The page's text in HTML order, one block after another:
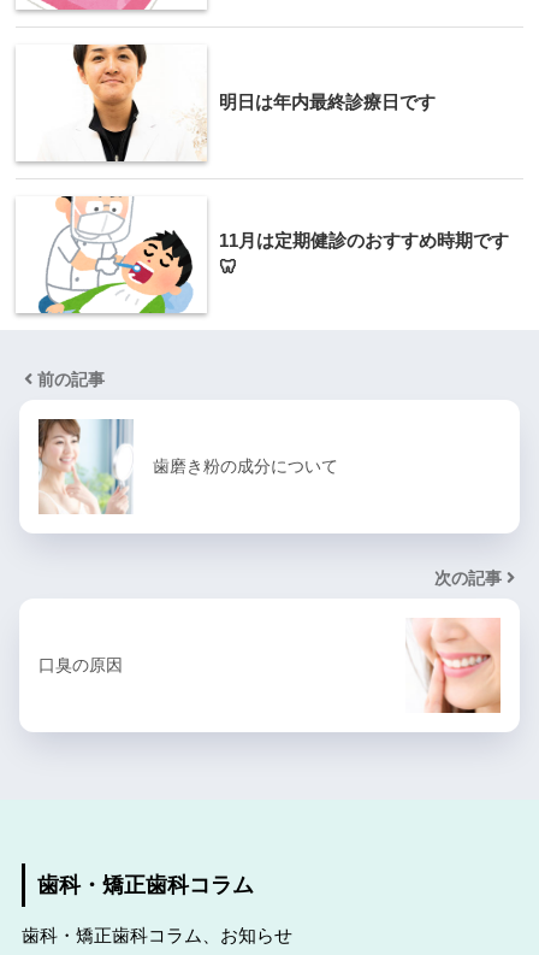
明日は年内最終診療日です
11月は定期健診のおすすめ時期です
🦷
前の記事
歯磨き粉の成分について
次の記事
口臭の原因
歯科・矯正歯科コラム
歯科・矯正歯科コラム、お知らせ